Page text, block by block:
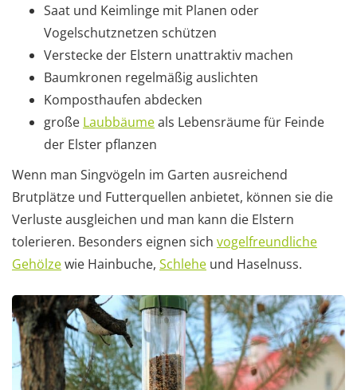
Saat und Keimlinge mit Planen oder
Vogelschutznetzen schützen
Verstecke der Elstern unattraktiv machen
Baumkronen regelmäßig auslichten
Komposthaufen abdecken
große Laubbäumeals Lebensräume für Feinde
der Elster pflanzen
Wenn man Singvögeln im Garten ausreichend
Brutplätze und Futterquellen anbietet, können sie die
Verluste ausgleichen und man kann die Elstern
tolerieren. Besonders eignen sich vogelfreundliche
Gehölzewie Hainbuche, Schlehe und Haselnuss.